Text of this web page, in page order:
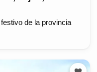
de la provincia